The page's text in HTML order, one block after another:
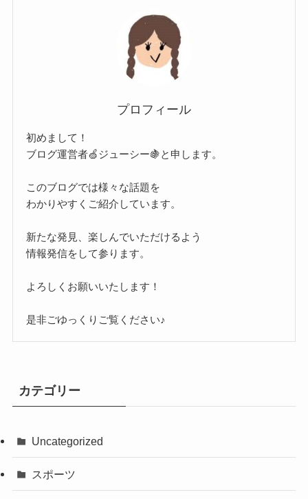
プロフィール
初めまして！
ブログ運営者🍏ジューシー🍇と申します。
このブログでは様々な話題を
わかりやすくご紹介しています。
新たな発見、楽しんでいただけるよう
情報発信をして参ります。
よろしくお願いいたします！
是非ごゆっくりご覧ください♪
カテゴリー
Uncategorized
スポーツ